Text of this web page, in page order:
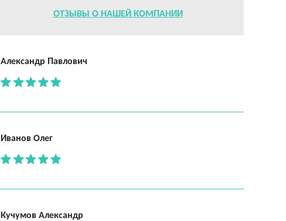
ОТЗЫВЫ О НАШЕЙ КОМПАНИИ
Александр Павлович
Иванов Олег
Кучумов Александр